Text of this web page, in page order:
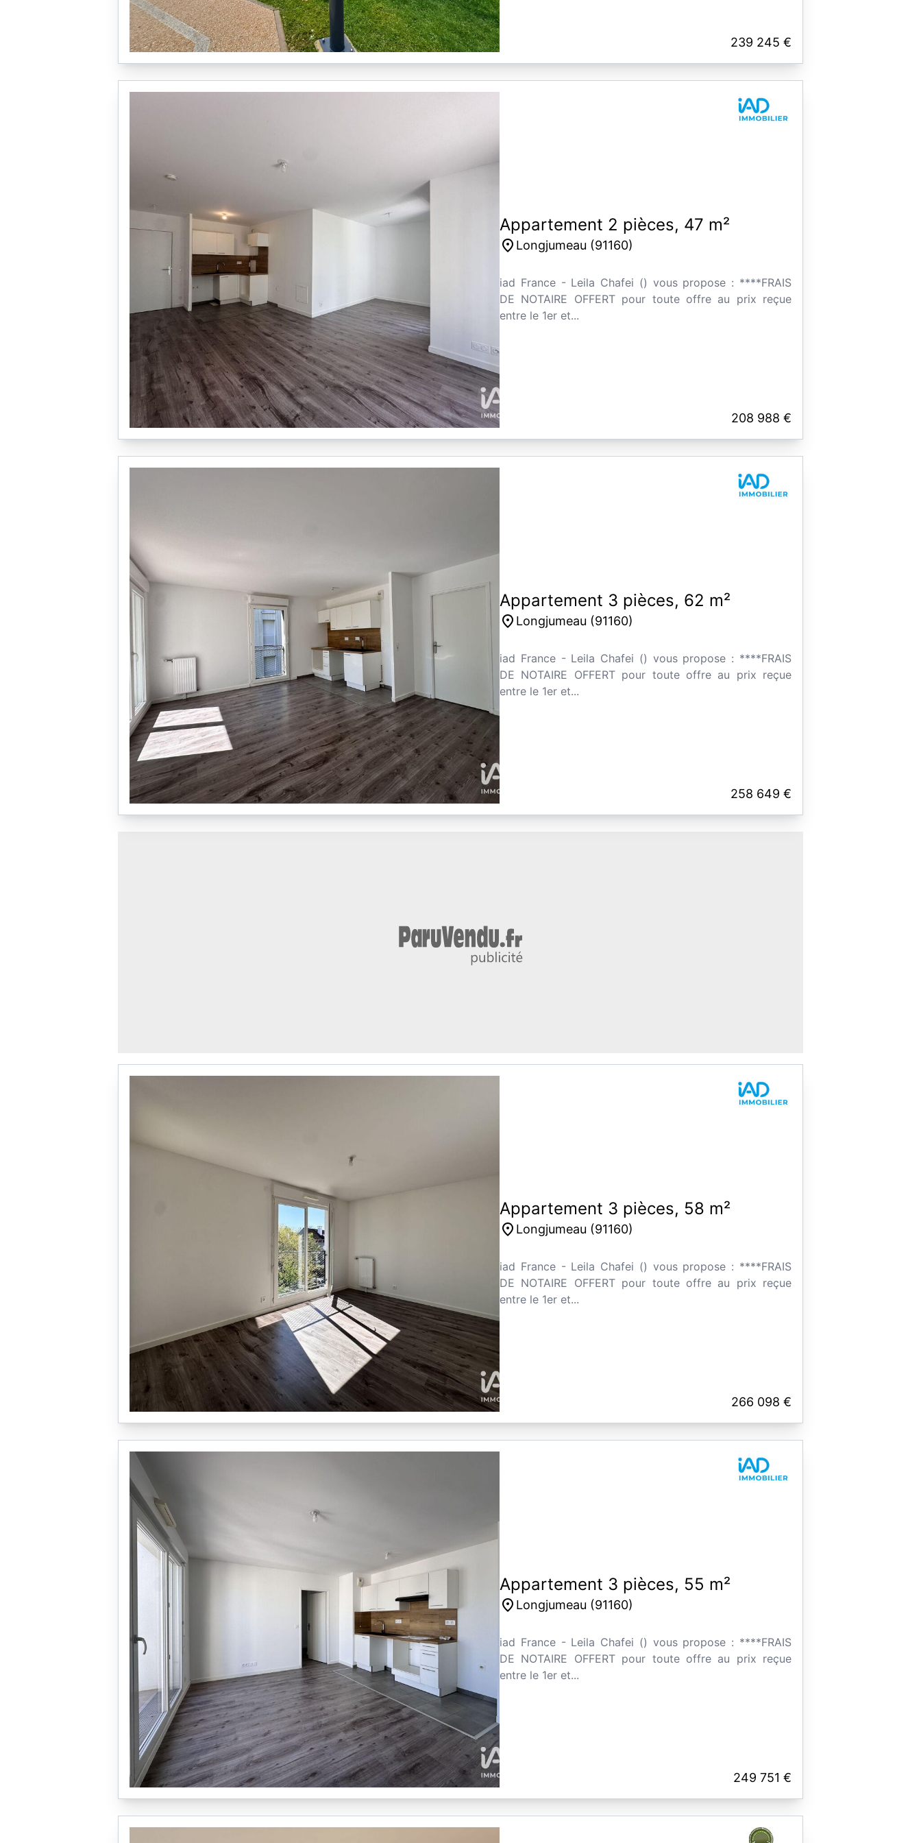
239 245 €
Appartement 2 pièces, 47 m²
place Longjumeau (91160)
iad France - Leila Chafei () vous propose : ****FRAIS
DE NOTAIRE OFFERT pour toute offre au prix reçue
entre le 1er et...
208 988 €
Appartement 3 pièces, 62 m²
place Longjumeau (91160)
iad France - Leila Chafei () vous propose : ****FRAIS
DE NOTAIRE OFFERT pour toute offre au prix reçue
entre le 1er et...
258 649 €
Appartement 3 pièces, 58 m²
place Longjumeau (91160)
iad France - Leila Chafei () vous propose : ****FRAIS
DE NOTAIRE OFFERT pour toute offre au prix reçue
entre le 1er et...
266 098 €
Appartement 3 pièces, 55 m²
place Longjumeau (91160)
iad France - Leila Chafei () vous propose : ****FRAIS
DE NOTAIRE OFFERT pour toute offre au prix reçue
entre le 1er et...
249 751 €